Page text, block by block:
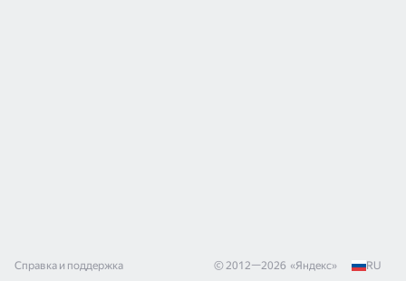
Справка и поддержка © 2012—2026 «Яндекс» RU